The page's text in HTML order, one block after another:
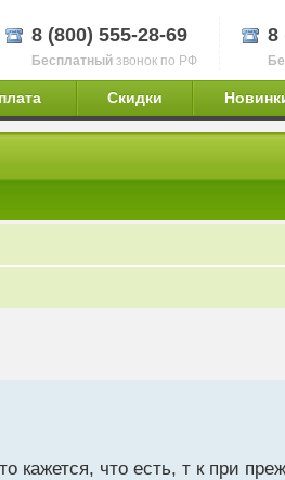
8 (800) 555-28-69
Бесплатный звонок по РФ
8
Скидки
кажется, что есть, т к при